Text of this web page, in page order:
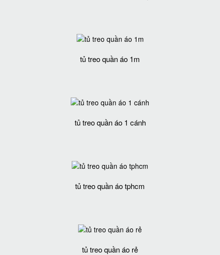
tủ treo quần áo 1m
tủ treo quần áo 1 cánh
tủ treo quần áo tphcm
tủ treo quần áo rẻ